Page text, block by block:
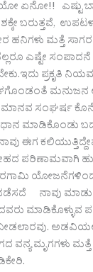
ಏನೋ!! ಎಷ್ಟು
ಬರುತ್ತವೆ, ಉಪಟಳ
ಹನಿಗಳು ಮತ್ತೆ
ಎಷ್ಟೇ
ಪ್ರಕೃತಿ
ಮಾನವ ಸಂಘರ್ಷ
ಮಾಡಿಕೊಂಡು
ಈಗ
ಪರಿಣಾಮವಾಗಿ
ನಡೆಸದೆ ನಾವು
ಮಾಡಿಕೊಳ್ಳುವ
ವನ್ಯ ಮೃಗಗಳು